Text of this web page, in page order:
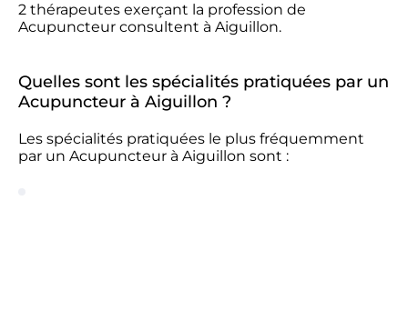
2 thérapeutes exerçant la profession de
Acupuncteur consultent à Aiguillon.
Quelles sont les spécialités pratiquées par un
Acupuncteur à Aiguillon ?
Les spécialités pratiquées le plus fréquemment
par un Acupuncteur à Aiguillon sont :